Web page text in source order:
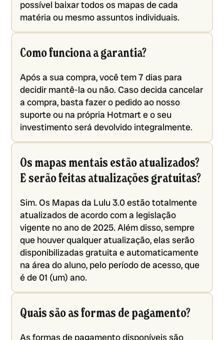
possível baixar todos os mapas de cada
matéria ou mesmo assuntos individuais.
Como funciona a garantia?
Após a sua compra, você tem 7 dias para
decidir mantê-la ou não. Caso decida cancelar
a compra, basta fazer o pedido ao nosso
suporte ou na própria Hotmart e o seu
investimento será devolvido integralmente.
Os mapas mentais estão atualizados?
E serão feitas atualizações gratuitas?
Sim. Os Mapas da Lulu 3.0 estão totalmente
atualizados de acordo com a legislação
vigente no ano de 2025. Além disso, sempre
que houver qualquer atualização, elas serão
disponibilizadas gratuita e automaticamente
na área do aluno, pelo período de acesso, que
é de 01 (um) ano.
Quais são as formas de pagamento?
As formas de pagamento disponíveis são